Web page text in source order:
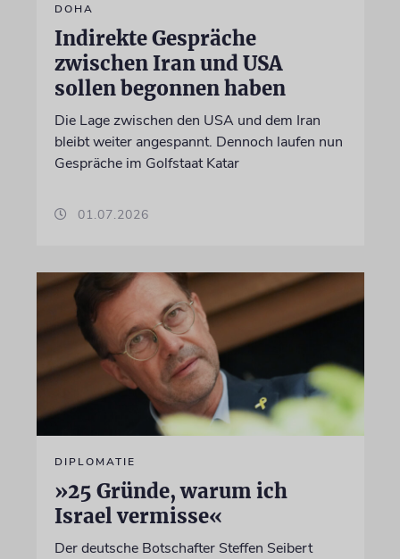
DOHA
Indirekte Gespräche
zwischen Iran und USA
sollen begonnen haben
Die Lage zwischen den USA und dem Iran
bleibt weiter angespannt. Dennoch laufen nun
Gespräche im Golfstaat Katar
01.07.2026
DIPLOMATIE
»25 Gründe, warum ich
Israel vermisse«
Der deutsche Botschafter Steffen Seibert